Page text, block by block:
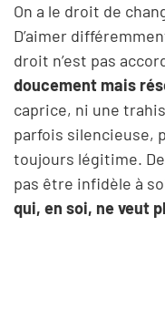
On a le droit de
D’aimer
droit n’est pas
doucement mais
caprice, ni une
parfois silencieuse,
toujours légitime.
pas être infidèle à
qui, en soi, ne veut